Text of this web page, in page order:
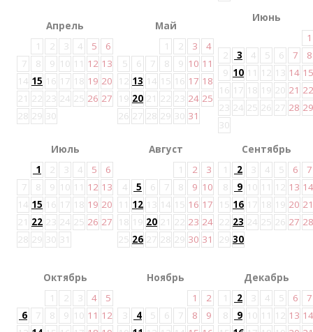
Апрель
1
2 3 4 5
6
7
8 9 10 11 12 13
14 15 16 17 18 19 20
21 22 23 24 25 26 27
28 29 30
Май
1
2 3
4
5
6 7 8 9 10 11
12 13 14 15 16 17 18
19 20 21 22 23 24 25
26 27 28 29 30 31
Июнь
1
2
3 4 5 6 7
8
9 10 11 12 13 14 15
16 17 18 19 20 21 22
23 24 25 26 27 28 29
30
Июль
1
2 3 4 5
6
7
8 9 10 11 12 13
14 15 16 17 18 19 20
21 22 23 24 25 26 27
28 29 30 31
Август
1
2
3
4
5 6 7 8 9 10
11 12 13 14 15 16 17
18 19 20 21 22 23 24
25 26 27 28 29 30 31
Сентябрь
1
2 3 4 5 6
7
8
9 10 11 12 13 14
15 16 17 18 19 20 21
22 23 24 25 26 27 28
29 30
Октябрь
1
2 3 4
5
6
7 8 9 10 11 12
Ноябрь
1
2
3
4 5 6 7 8
9
Декабрь
1
2 3 4 5 6
7
8
9 10 11 12 13 14